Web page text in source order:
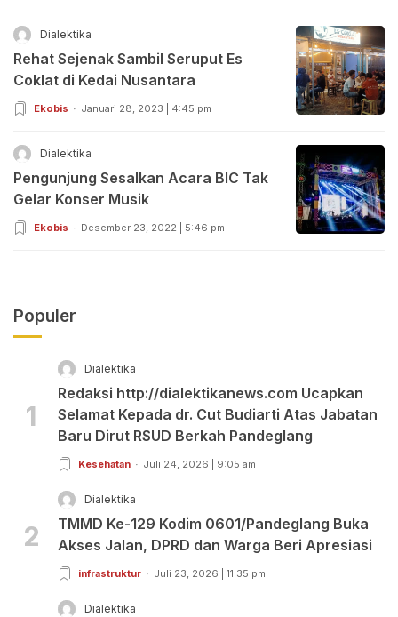
Dialektika
Rehat Sejenak Sambil Seruput Es
Coklat di Kedai Nusantara
Ekobis Januari 28, 2023 | 4:45 pm
Dialektika
Pengunjung Sesalkan Acara BIC Tak
Gelar Konser Musik
Ekobis Desember 23, 2022 | 5:46 pm
Populer
1
Dialektika
Redaksi http://dialektikanews.com Ucapkan
Selamat Kepada dr. Cut Budiarti Atas Jabatan
Baru Dirut RSUD Berkah Pandeglang
Kesehatan Juli 24, 2026 | 9:05 am
2
Dialektika
TMMD Ke-129 Kodim 0601/Pandeglang Buka
Akses Jalan, DPRD dan Warga Beri Apresiasi
infrastruktur Juli 23, 2026 | 11:35 pm
Dialektika